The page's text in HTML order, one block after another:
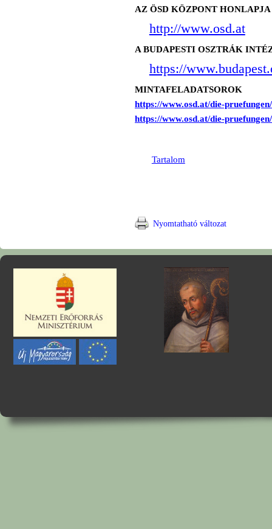
AZ ÖSD KÖZPONT HONLAPJA
http://www.osd.at
A BUDAPESTI OSZTRÁK
https://
MINTAFELADATSOROK
https://www.osd.at/die-
https://www.osd.at/die-
Tartalom
Nyomtatható változat